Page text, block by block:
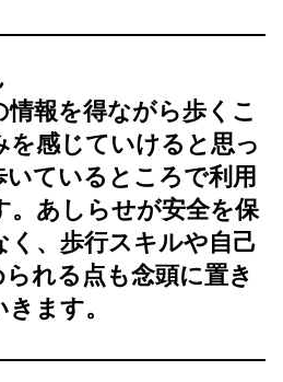
報を得ながら歩くこ
を感じていけると思っ
ているところで利用
。あしらせが安全を保
、歩行スキルや自己
れる点も念頭に置き
ます。